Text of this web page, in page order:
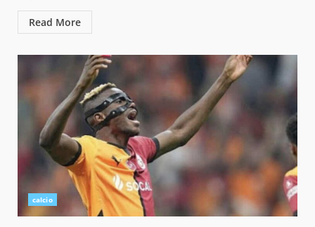
Read More
calcio